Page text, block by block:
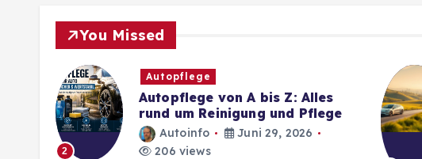
You Missed
2
Autopflege
Autopflege von A bis Z: Alles
rund um Reinigung und Pflege
Autoinfo
Juni 29, 2026
206 views